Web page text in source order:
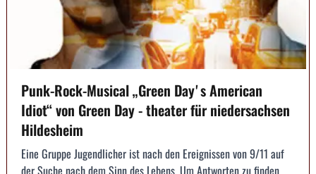
Punk-Rock-Musical „Green Dayʼs American
Idiot“ von Green Day - theater für niedersachsen
Hildesheim
Eine Gruppe Jugendlicher ist nach den Ereignissen von 9/11 auf